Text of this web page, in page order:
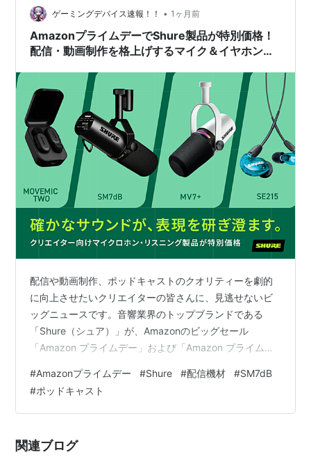
ゲーミングデバイス速報！！ • 1ヶ月前
AmazonプライムデーでShure製品が特別価格！
配信・動画制作を格上げするマイク＆イヤホンお
配信や動画制作、ポッドキャストのクオリティーを劇的
に向上させたいクリエイターの皆さんに、見逃せないビ
ッグニュースです。音響業界のトップブランドである
「Shure（シュア）」が、Amazonのビッグセール
「Amazon プライムデー」および「Amazon プライムデ
ロ仕様のダイナミックマイクから、スマートフォンで使
える最新のワイヤレスマイク、長年愛され続ける高遮音
性イヤホンまで、多彩なラインアップが特別価格で提供
大化し、視聴者のエンゲージメントを高めるための最も
#Amazonプライムデー #Shure #配信機材 #SM7dB
#ポッドキャスト
関連ブログ